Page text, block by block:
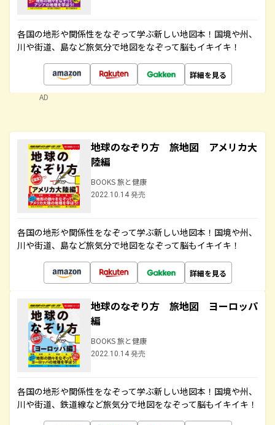
各国の地形や関係性をなぞって学ぶ新しい地図本！国境や州、
川や街道、島など旅気分で地図をなぞって脳もイキイキ！
詳細を見る
AD
地球のなぞり方 旅地図 アメリカ大
陸編
BOOKS 旅と健康
2022.10.14 発売
各国の地形や関係性をなぞって学ぶ新しい地図本！国境や州、
川や街道、島など旅気分で地図をなぞって脳もイキイキ！
詳細を見る
地球のなぞり方 旅地図 ヨーロッパ
編
BOOKS 旅と健康
2022.10.14 発売
各国の地形や関係性をなぞって学ぶ新しい地図本！国境や州、
川や街道、鉄道線など旅気分で地図をなぞって脳もイキイキ！